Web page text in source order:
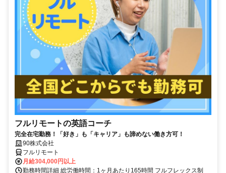
フルリモートの英語コーチ
完全在宅勤務！「好き」も「キャリア」も諦めない働き方可！
90株式会社
フルリモート
月給304,000円以上
勤務時間詳細 総労働時間：1ヶ月あたり165時間 フルフレックス制